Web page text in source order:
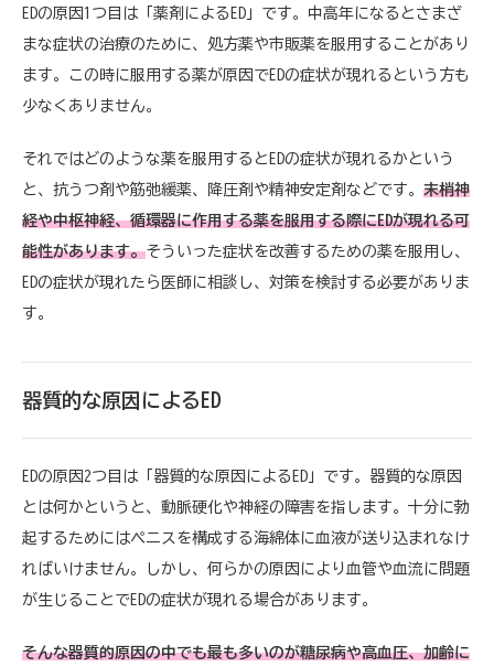
EDの原因1つ目は「薬剤によるED」です。中高年になるとさまざ
まな症状の治療のために、処方薬や市販薬を服用することがあり
ます。この時に服用する薬が原因でEDの症状が現れるという方も
少なくありません。
それではどのような薬を服用するとEDの症状が現れるかという
と、抗うつ剤や筋弛緩薬、降圧剤や精神安定剤などです。 末梢神
経や中枢神経、循環器に作用する薬を服用する際にEDが現れる可
能性があります。そういった症状を改善するための薬を服用し、
EDの症状が現れたら医師に相談し、対策を検討する必要がありま
す。
器質的な原因によるED
EDの原因2つ目は「器質的な原因によるED」です。器質的な原因
とは何かというと、動脈硬化や神経の障害を指します。十分に勃
起するためにはペニスを構成する海綿体に血液が送り込まれなけ
ればいけません。しかし、何らかの原因により血管や血流に問題
が生じることでEDの症状が現れる場合があります。
そんな器質的原因の中でも最も多いのが糖尿病や高血圧、加齢に